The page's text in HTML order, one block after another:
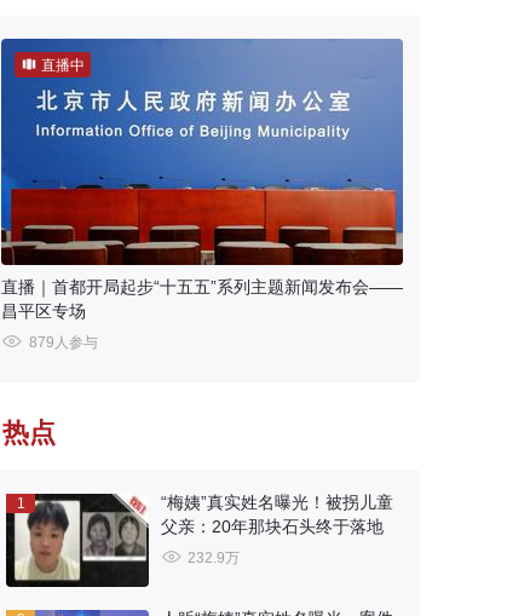
直播中
直播｜首都开局起步“十五五”系列主题新闻发布会——
昌平区专场
879人参与
热点
1
“梅姨”真实姓名曝光！被拐儿童
父亲：20年那块石头终于落地
232.9万